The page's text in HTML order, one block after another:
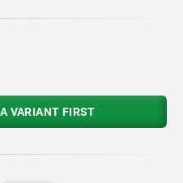
VARIANT FIRST